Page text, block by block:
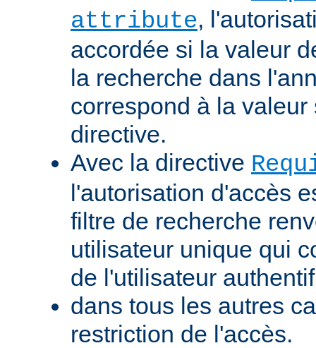
attribute,
accordée si la valeur
la recherche dans
correspond à la
directive.
Avec la directive
l'autorisation d'accès
filtre de recherche
utilisateur unique qui
de l'utilisateur
dans tous les autres
restriction de l'accès.